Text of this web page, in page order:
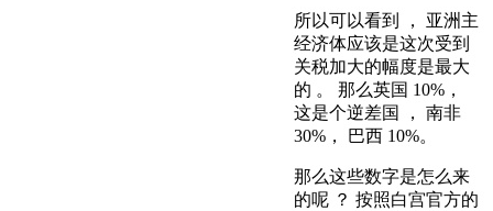
所以可以看到 ， 亚洲主
经济体应该是这次受到
关税加大的幅度是最大
的 。 那么英国 10%，
这是个逆差国 ， 南非
30%， 巴西 10%。
那么这些数字是怎么来
的呢 ？ 按照白宫官方的